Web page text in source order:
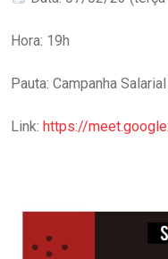
Hora: 19h
Pauta: Campanha
Link: https://